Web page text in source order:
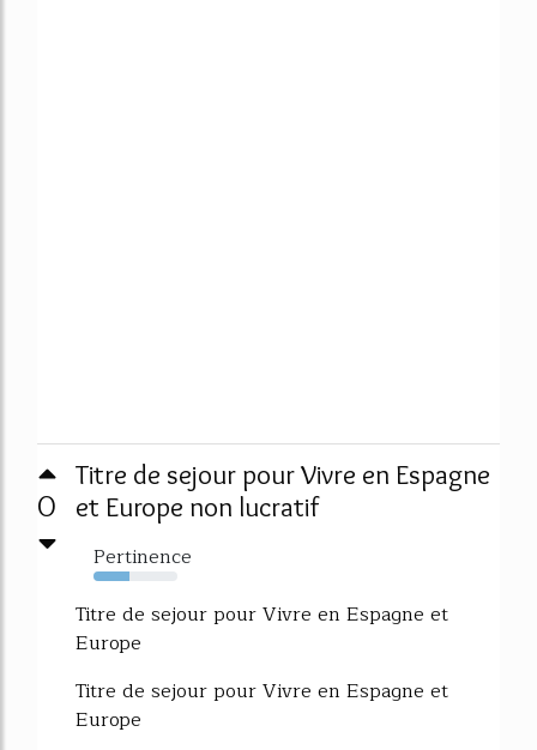
0
Titre de sejour pour Vivre en Espagne
et Europe non lucratif
Pertinence
43%
Titre de sejour pour Vivre en Espagne et
Europe
Titre de sejour pour Vivre en Espagne et
Europe